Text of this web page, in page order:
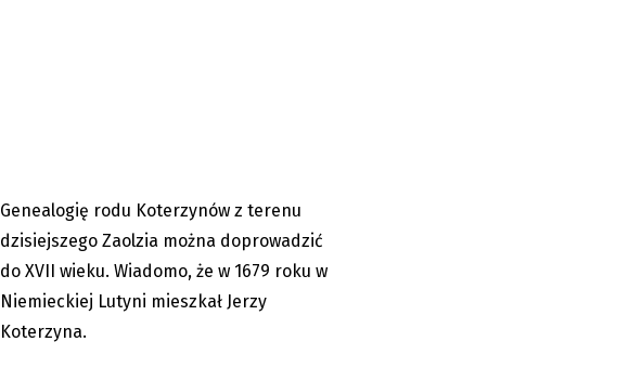
Premium 08.06.2026
Genealogię rodu Koterzynów z terenu
dzisiejszego Zaolzia można doprowadzić
do XVII wieku. Wiadomo, że w 1679 roku w
Niemieckiej Lutyni mieszkał Jerzy
Koterzyna.